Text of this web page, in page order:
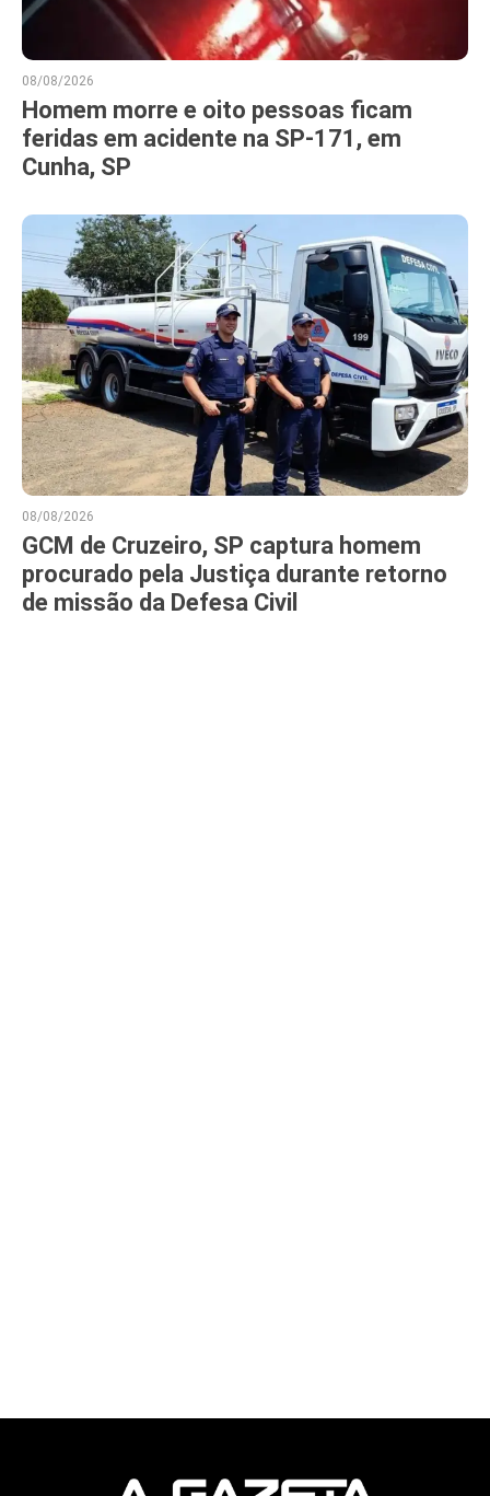
08/08/2026
Homem morre e oito pessoas ficam
feridas em acidente na SP-171, em
Cunha, SP
08/08/2026
GCM de Cruzeiro, SP captura homem
procurado pela Justiça durante retorno
de missão da Defesa Civil